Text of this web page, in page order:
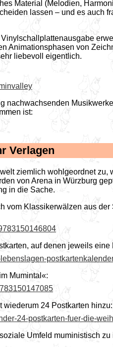
Material (Melodien,
lassen – und es
Animationsphasen von
liebevoll eigentlich.
nachwachsenden
ist:
Verlagen
ziemlich wohlgeordnet
von Arena in Würzburg
in die Sache.
vom Klassikerwälzen aus
auf denen jeweils
Mumintal«:
wiederum 24 Postkarten hinzu:
24-postkarten-fuer-die-
Umfeld muministisch